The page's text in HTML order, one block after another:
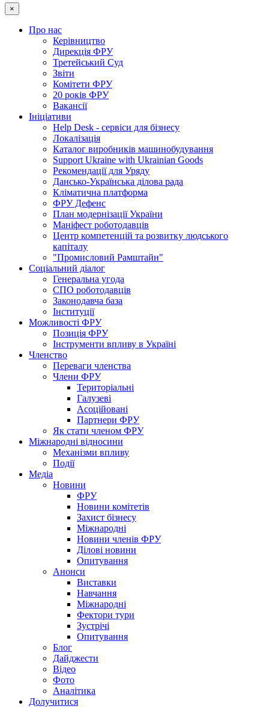
×
Про нас
Керівництво
Дирекція ФРУ
Третейський Суд
Звіти
Комітети ФРУ
20 років ФРУ
Вакансії
Ініціативи
Help Desk - сервіси для бізнесу
Локалізація
Каталог виробників машинобудування
Support Ukraine with Ukrainian Goods
Рекомендації для Уряду
Дансько-Українська ділова рада
Кліматична платформа
ФРУ Дефенс
План модернізації України
Маніфест роботодавців
Центр компетенцій та розвитку людського
капіталу
"Промисловий Рамштайн"
Соціальний діалог
Генеральна угода
СПО роботодавців
Законодавча база
Інституції
Можливості ФРУ
Позиція ФРУ
Інструменти впливу в Україні
Членство
Переваги членства
Члени ФРУ
Територіальні
Галузеві
Асоційовані
Партнери ФРУ
Як стати членом ФРУ
Міжнародні відносини
Механізми впливу
Події
Медіа
Новини
ФРУ
Новини комітетів
Захист бізнесу
Міжнародні
Новини членів ФРУ
Ділові новини
Опитування
Анонси
Виставки
Навчання
Міжнародні
Фектори тури
Зустрічі
Опитування
Блог
Дайджести
Відео
Фото
Аналітика
Долучитися